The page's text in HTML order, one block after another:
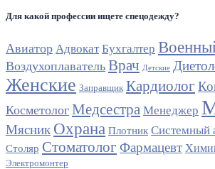
Для какой профессии ищете спецодежду?
Авиатор Адвокат Бухгалтер
Воздухоплаватель Врач Детские
Женские Заправщик Кардиолог
Косметолог Медсестра Менеджер
Мясник Охрана Плотник Системный
Столяр Стоматолог Фармацевт
Электромонтер